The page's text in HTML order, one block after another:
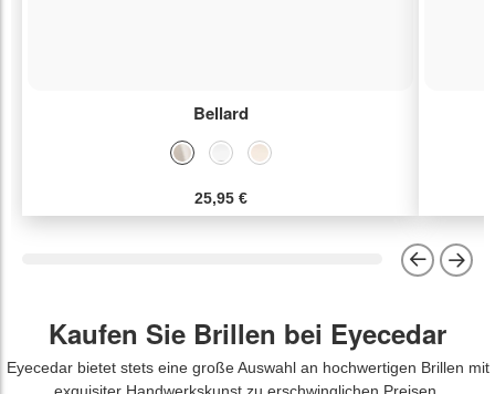
Bellard
25,95 €
Kaufen Sie Brillen bei Eyecedar
Eyecedar bietet stets eine große Auswahl an hochwertigen Brillen mit
exquisiter Handwerkskunst zu erschwinglichen Preisen.